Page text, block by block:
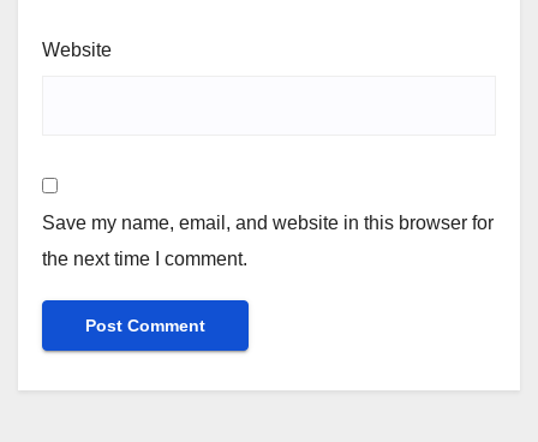
Website
Save my name, email, and website in this browser for
the next time I comment.